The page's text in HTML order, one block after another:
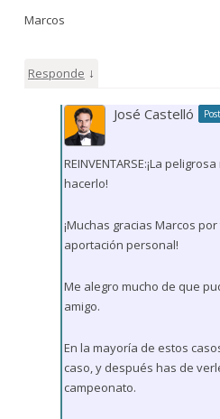
Marcos
Responde ↓
José Castelló
REINVENTARSE:¡La
hacerlo!
¡Muchas gracias Marcos
aportación personal!
Me alegro mucho de que
amigo.
En la mayoría de estos
caso, y después has de
campeonato.